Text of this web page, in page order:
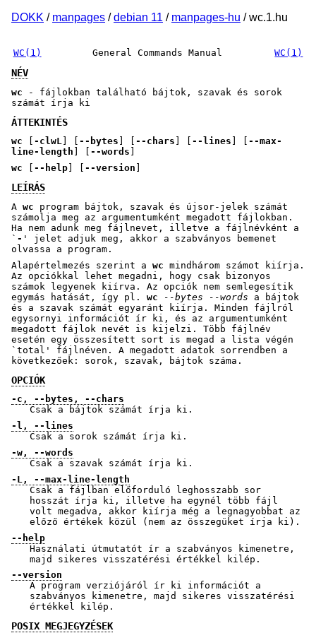
DOKK / manpages /debian 11 / manpages-hu / wc.1.hu
WC(1) General Commands Manual WC(1)
NÉV
wc - fájlokban található bájtok, szavak és sorok
számát írja ki
ÁTTEKINTÉS
wc -clwL --bytes --chars --lines
--max-
line-length
--words
wc
--help --version
LEÍRÁS
A wc program bájtok, szavak és újsor-jelek számát
számolja meg az argumentumként megadott fájlokban.
Ha nem adunk meg fájlnevet, illetve a fájlnévként a
` - ' jelet adjuk meg, akkor a szabványos bemenet
olvassa a program.
Alapértelmezés szerint a wc mindhárom számot kiírja.
Az opciókkal lehet megadni, hogy csak bizonyos
számok legyenek kiírva. Az opciók nem semlegesítik
egymás hatását, így pl. wc --bytes --words a bájtok
és a szavak számát egyaránt kiírja. Minden fájlról
egysornyi információt ír ki, és az argumentumként
megadott fájlok nevét is kijelzi. Több fájlnév
esetén egy összesített sort is megad a lista végén
`total' fájlnéven. A megadott adatok sorrendben a
következőek: sorok, szavak, bájtok száma.
OPCIÓK
-c, --bytes, --chars
Csak a bájtok számát írja ki.
-l, --lines
Csak a sorok számát írja ki.
-w, --words
Csak a szavak számát írja ki.
-L, --max-line-length
Csak a fájlban előforduló leghosszabb sor
hosszát írja ki, illetve ha egynél több fájl
volt megadva, akkor kiírja még a legnagyobbat az
előző értékek közül (nem az összegüket írja ki).
--help
Használati útmutatót ír a szabványos kimenetre,
majd sikeres visszatérési értékkel kilép.
--version
A program verziójáról ír ki információt a
szabványos kimenetre, majd sikeres visszatérési
értékkel kilép.
POSIX MEGJEGYZÉSEK